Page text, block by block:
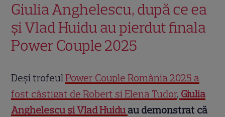
Giulia Anghelescu, după ce ea
și Vlad Huidu au pierdut finala
Power Couple 2025
Deși trofeulPower Couple România 2025 a
fost câștigat de Robert și Elena Tudor, Giulia
Anghelescu și Vlad Huidu au demonstrat că